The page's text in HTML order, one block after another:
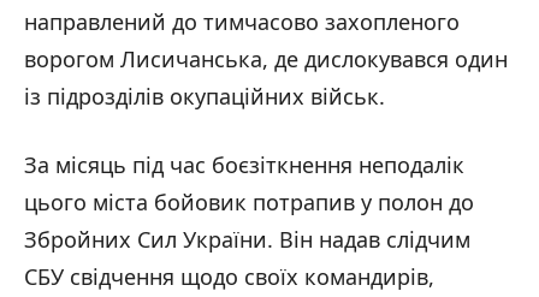
направлений до тимчасово захопленого
ворогом Лисичанська, де дислокувався один
із підрозділів окупаційних військ.
За місяць під час боєзіткнення неподалік
цього міста бойовик потрапив у полон до
Збройних Сил України. Він надав слідчим
СБУ свідчення щодо своїх командирів,